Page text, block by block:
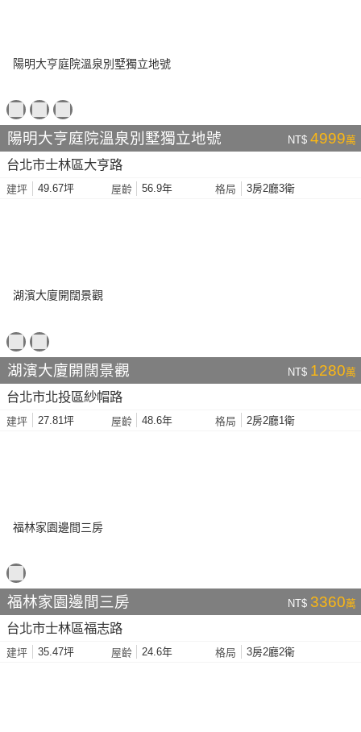
陽明大亨庭院溫泉別墅獨立地號 NT$ 4999萬
台北市士林區大亨路
建坪 49.67坪 屋齡 56.9年 格局 3房2廳3衛
湖濱大廈開闊景觀 NT$ 1280萬
台北市北投區紗帽路
建坪 27.81坪 屋齡 48.6年 格局 2房2廳1衛
福林家園邊間三房 NT$ 3360萬
台北市士林區福志路
建坪 35.47坪 屋齡 24.6年 格局 3房2廳2衛